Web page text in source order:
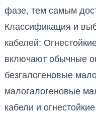
фазе, тем самым
Классификация и
кабелей:
включают обычные
безгалогеновые
малогалогеновые
кабели и